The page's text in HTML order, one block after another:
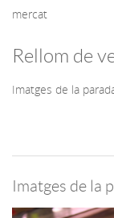
mercat
Rellom de
Imatges de la
Imatges de la